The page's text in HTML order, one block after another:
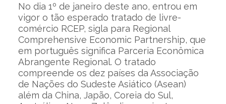
No dia 1º de janeiro deste ano, entrou em
vigor o tão esperado tratado de livre-
comércio RCEP, sigla para Regional
Comprehensive Economic Partnership, que
em português significa Parceria Econômica
Abrangente Regional. O tratado
compreende os dez países da Associação
de Nações do Sudeste Asiático (Asean)
além da China, Japão, Coreia do Sul,